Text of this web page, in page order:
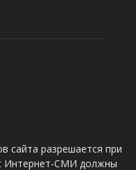
сайта разрешается при
Интернет-СМИ должны